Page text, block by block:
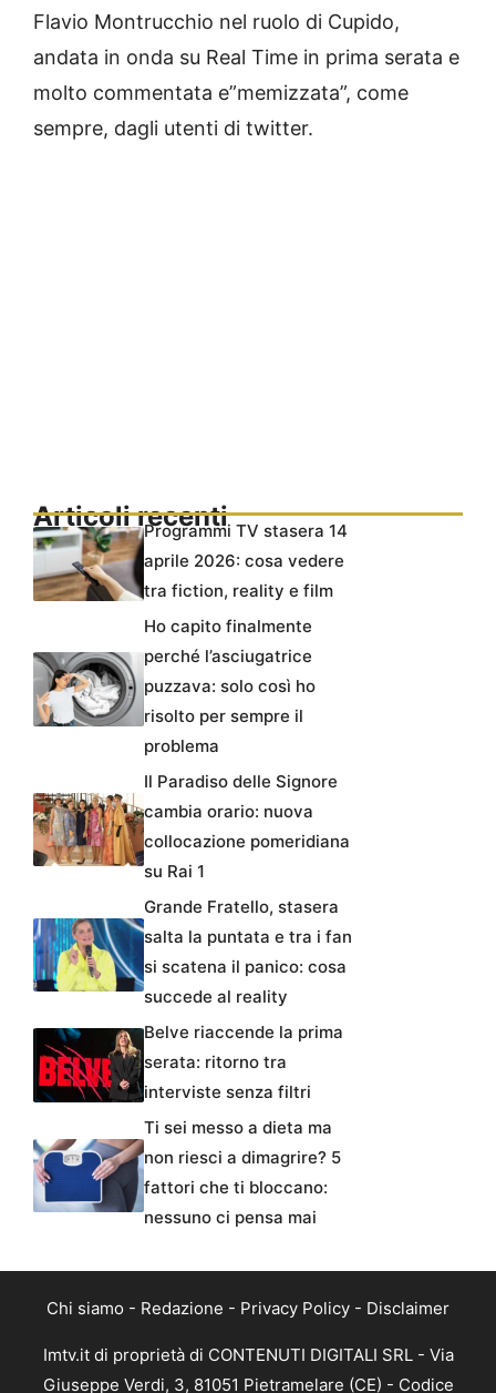
Flavio Montrucchio nel ruolo di Cupido,
andata in onda su Real Time in prima serata e
molto commentata e”memizzata”, come
sempre, dagli utenti di twitter.
Articoli recentiProgrammi TV stasera 14
aprile 2026: cosa vedere
tra fiction, reality e film
Ho capito finalmente
perché l’asciugatrice
puzzava: solo così ho
risolto per sempre il
problema
Il Paradiso delle Signore
cambia orario: nuova
collocazione pomeridiana
su Rai 1
Grande Fratello, stasera
salta la puntata e tra i fan
si scatena il panico: cosa
succede al reality
Belve riaccende la prima
serata: ritorno tra
interviste senza filtri
Ti sei messo a dieta ma
non riesci a dimagrire? 5
fattori che ti bloccano:
nessuno ci pensa mai
Chi siamo - Redazione - Privacy Policy - Disclaimer
Imtv.it di proprietà di CONTENUTI DIGITALI SRL - Via
Giuseppe Verdi, 3, 81051 Pietramelare (CE) - Codice